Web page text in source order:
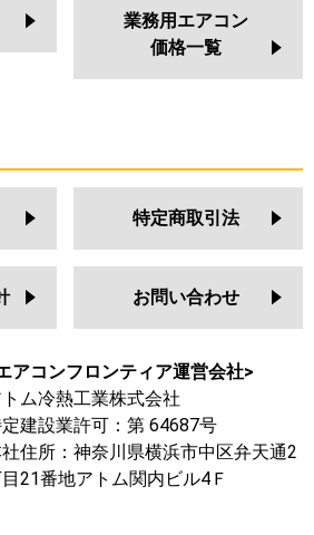
業務用エアコン
価格一覧
特定商取引法
お問い合わせ
アコンフロンティア運営会社>
ム冷熱工業株式会社
建設業許可：第 64687号
住所：神奈川県横浜市中区弁天通2
21番地アトム関内ビル4Ｆ